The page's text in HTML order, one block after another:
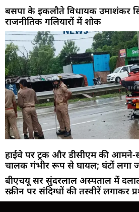
बसपा के इकलौते विधायक उमाशंकर
राजनीतिक गलियारों में शोक
हाईवे पर ट्रक और डीसीएम की आमने-
चालक गंभीर रूप से घायल; घंटों लगा
बीएचयू सर सुंदरलाल अस्पताल में
स्क्रीन पर संदिग्धों की तस्वीरें लगाकर